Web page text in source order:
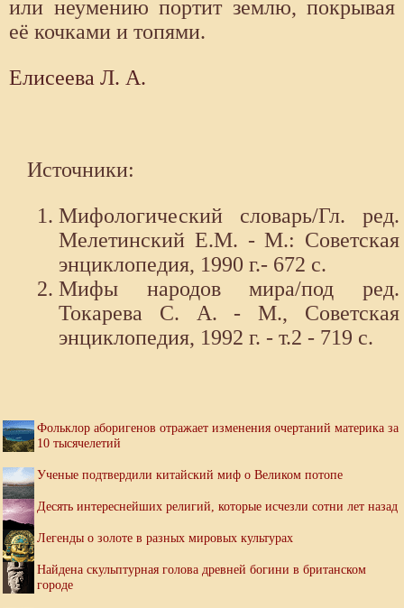
или неумению портит землю, покрывая
её кочками и топями.
Елисеева Л. А.
Источники:
Мифологический словарь/Гл. ред.
Мелетинский Е.М. - М.: Советская
энциклопедия, 1990 г.- 672 с.
Мифы народов мира/под ред.
Токарева С. А. - М., Советская
энциклопедия, 1992 г. - т.2 - 719 с.
Фольклор аборигенов отражает изменения очертаний материка за
10 тысячелетий
Ученые подтвердили китайский миф о Великом потопе
Десять интереснейших религий, которые исчезли сотни лет назад
Легенды о золоте в разных мировых культурах
Найдена скульптурная голова древней богини в британском
городе